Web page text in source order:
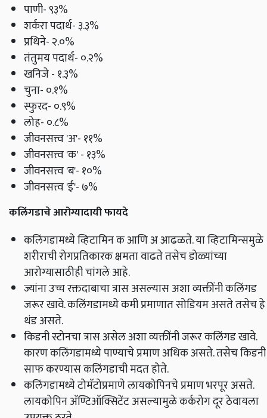
पाणी- ९३%
शर्करा पदार्थ- ३.३%
प्रथिने- २.०%
तंतुमय पदार्थ- ०.२%
खनिजे - १.३%
चुना- ०.१%
स्फुरद- ०.९%
लोह- ०.८%
जीवनसत्त्व 'अ'- ११%
जीवनसत्त्व 'क' - १३%
जीवनसत्त्व 'ब'- १०%
जीवनसत्त्व 'ई'- ७%
कलिंगडाचेआरोग्यादायी फायदे
कलिंगडामध्ये व्हिटामिन क आणि अ आढळते. या व्हिटामिन्समुळे
शरीराची रोगप्रतिकारक क्षमता वाढते तसेच डोळ्यांच्या
आरोग्यासाठीही चांगले आहे.
ज्यांना उच्च रक्तदाबाचा त्रास असल्यास अशा व्यक्तींनी कलिंगड
जरूर खावे. कलिंगडामध्ये कमी प्रमाणात सोडियम असते तसेच हे
थंड असते.
किडनी स्टोनचा त्रास असेल अशा व्यक्तींनी जरूर कलिंगड खावे.
कारण कलिंगडामध्ये पाण्याचे प्रमाण अधिक असते. तसेच किडनी
साफ करण्यास कलिंगडाची मदत होते.
कलिंगडामध्ये टोमॅटोप्रमाणे लायकोपिनचे प्रमाण भरपूर असते.
लायकोपिन अ‍ॅण्टिऑक्सिटेंट असल्यामुळे कर्करोग दूर ठेवायला